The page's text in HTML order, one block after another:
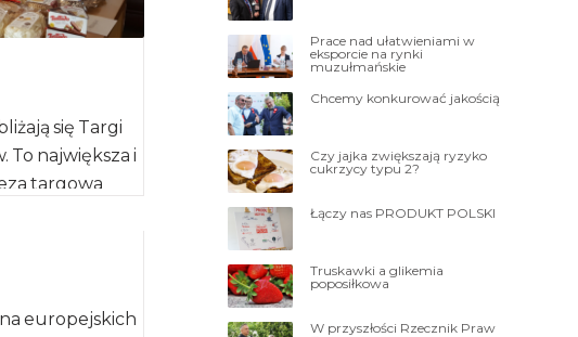
się Targi
To największa i
targowa
[…]
europejskich
Prace nad ułatwieniami w
eksporcie na rynki
muzułmańskie
Chcemy konkurować jakością
Czy jajka zwiększają ryzyko
cukrzycy typu 2?
Łączy nas PRODUKT POLSKI
Truskawki a glikemia
poposiłkowa
W przyszłości Rzecznik Praw